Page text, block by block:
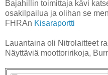
Bajahillin toimittaja kävi
osakilpailua ja olihan se
FHRAn Kisaraportti
Lauantaina oli Nitrolaitteet
Näyttäviä moottoririkoja,